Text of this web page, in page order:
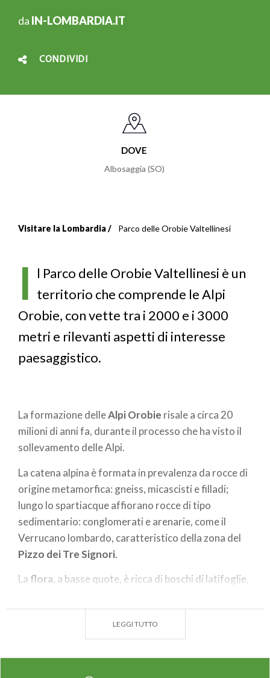
da IN-LOMBARDIA.IT
CONDIVIDI
DOVE
Albosaggia (SO)
di
pane
Visitare la Lombardia Parco delle Orobie Valtellinesi
I l Parco delle Orobie Valtellinesi è un
territorio che comprende le Alpi
Orobie, con vette tra i 2000 e i 3000
metri e rilevanti aspetti di interesse
paesaggistico.
La formazione delleAlpi Orobie risale a circa 20
milioni di anni fa, durante il processo che ha visto il
sollevamento delle Alpi.
La catena alpina è formata in prevalenza da rocce di
origine metamorfica: gneiss, micascisti e filladi;
lungo lo spartiacque affiorano rocce di tipo
sedimentario: conglomerati e arenarie, come il
Verrucano lombardo, caratteristico della zona del
Pizzo dei Tre Signori.
La flora, a basse quote, è ricca di boschi di latifoglie,
la presenza di conifere e praterie alpine.
Di rilevanza è la presenza della fauna alpina tipica,
LEGGI TUTTO